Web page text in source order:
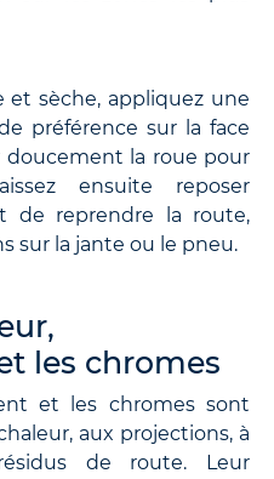
et sèche, appliquez une
préférence sur la face
doucement la roue pour
ensuite reposer
de reprendre la route,
sur la jante ou le pneu.
les chromes
et les chromes sont
aux projections, à
de route. Leur